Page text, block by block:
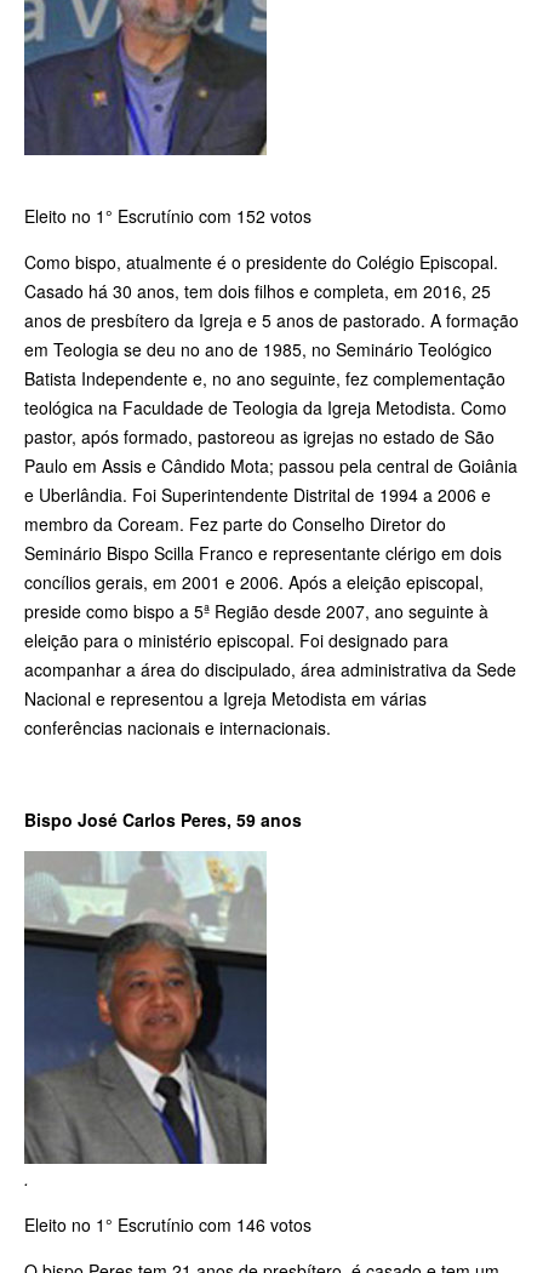
Eleito no 1° Escrutínio com 152 votos
Como bispo, atualmente é o presidente do Colégio Episcopal.
Casado há 30 anos, tem dois filhos e completa, em 2016, 25
anos de presbítero da Igreja e 5 anos de pastorado. A formação
em Teologia se deu no ano de 1985, no Seminário Teológico
Batista Independente e, no ano seguinte, fez complementação
teológica na Faculdade de Teologia da Igreja Metodista. Como
pastor, após formado, pastoreou as igrejas no estado de São
Paulo em Assis e Cândido Mota; passou pela central de Goiânia
e Uberlândia. Foi Superintendente Distrital de 1994 a 2006 e
membro da Coream. Fez parte do Conselho Diretor do
Seminário Bispo Scilla Franco e representante clérigo em dois
concílios gerais, em 2001 e 2006. Após a eleição episcopal,
preside como bispo a 5ª Região desde 2007, ano seguinte à
eleição para o ministério episcopal. Foi designado para
acompanhar a área do discipulado, área administrativa da Sede
Nacional e representou a Igreja Metodista em várias
conferências nacionais e internacionais.
Bispo José Carlos Peres, 59 anos
.
Eleito no 1° Escrutínio com 146 votos